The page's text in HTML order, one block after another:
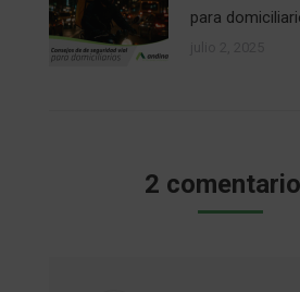
para
2